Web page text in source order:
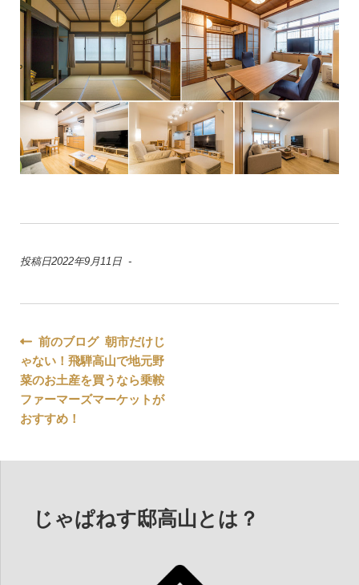
投稿日2022年9月11日 -
投
稿
ナ
ビ
ゲ
シ
前のブログ 朝市だけじ
ゃない！飛騨高山で地元野
菜のお土産を買うなら乗鞍
ファーマーズマーケットが
おすすめ！
じゃぱねす邸高山とは？